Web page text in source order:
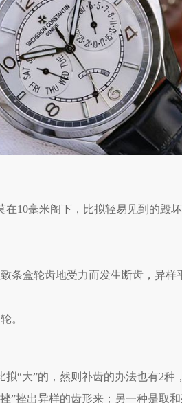
10毫米阁下，比拟轻易见到的毁
条盒轮齿地受力而发生断齿，异样
。
“大”的，然则补齿的办法也有2种
”挫出异样的齿形来；另一种是取